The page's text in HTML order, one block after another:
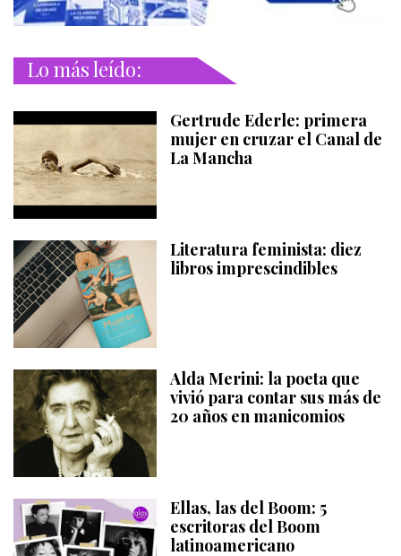
Lo más leído:
Gertrude Ederle: primera
mujer en cruzar el Canal de
La Mancha
Literatura feminista: diez
libros imprescindibles
Alda Merini: la poeta que
vivió para contar sus más de
20 años en manicomios
Ellas, las del Boom: 5
escritoras del Boom
latinoamericano